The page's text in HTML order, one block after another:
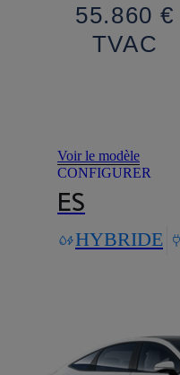
55.860 €
TVAC
Voir le modèle
CONFIGURER
ES
HYBRIDE